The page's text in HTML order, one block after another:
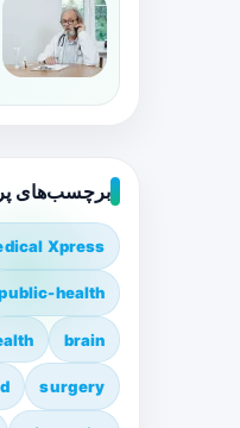
برچسب‌های
Xpress
health
brain
surgery